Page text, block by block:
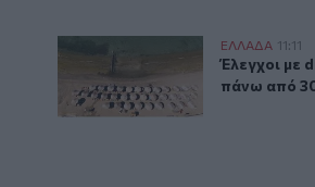
Έλεγχοι με drones καιΕΛΛAΔΑ 11:11
Έλεγχοι
Έλεγχοι με
πάνω από